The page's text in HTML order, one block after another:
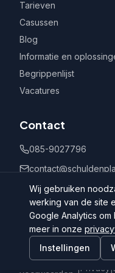
Tarieven
Casussen
Blog
Informatie en
Begrippenlijst
Vacatures
Contact
085-9027796
Postbus 802, 7400
©
Algemene
|Privacy |
Wij gebruiken
werking van de site
Google Analytics
meer in onze
Instellingen